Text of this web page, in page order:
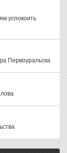
успокоить
Первоуральска